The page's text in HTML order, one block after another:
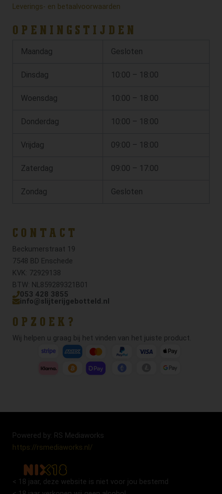
Leverings- en betaalvoorwaarden
OPENINGSTIJDEN
Maandag Gesloten
Dinsdag 10:00 – 18:00
Woensdag 10:00 – 18:00
Donderdag 10:00 – 18:00
Vrijdag 09:00 – 18:00
Zaterdag 09:00 – 17:00
Zondag Gesloten
CONTACT
Beckumerstraat 19
7548 BD Enschede
KVK: 72929138
BTW: NL859289321B01
053 428 3855
info@slijterijgebotteld.nl
OPZOEK?
Wij helpen u graag bij het vinden van het juiste product.
Powered by: RS Mediaworks
https://rsmediaworks.nl/
< 18 jaar, deze website is niet voor jou bestemd